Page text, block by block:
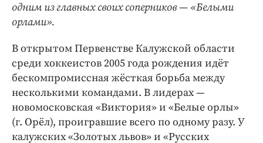
Интересное чтиво
Клиника года
Работодатель года
одним из главных своих соперников — «Белыми
орлами».
В открытом Первенстве Калужской области
среди хоккеистов 2005 года рождения идёт
бескомпромиссная жёсткая борьба между
несколькими командами. В лидерах —
новомосковская «Виктория» и «Белые орлы»
(г. Орёл), проигравшие всего по одному разу. У
калужских «Золотых львов» и «Русских